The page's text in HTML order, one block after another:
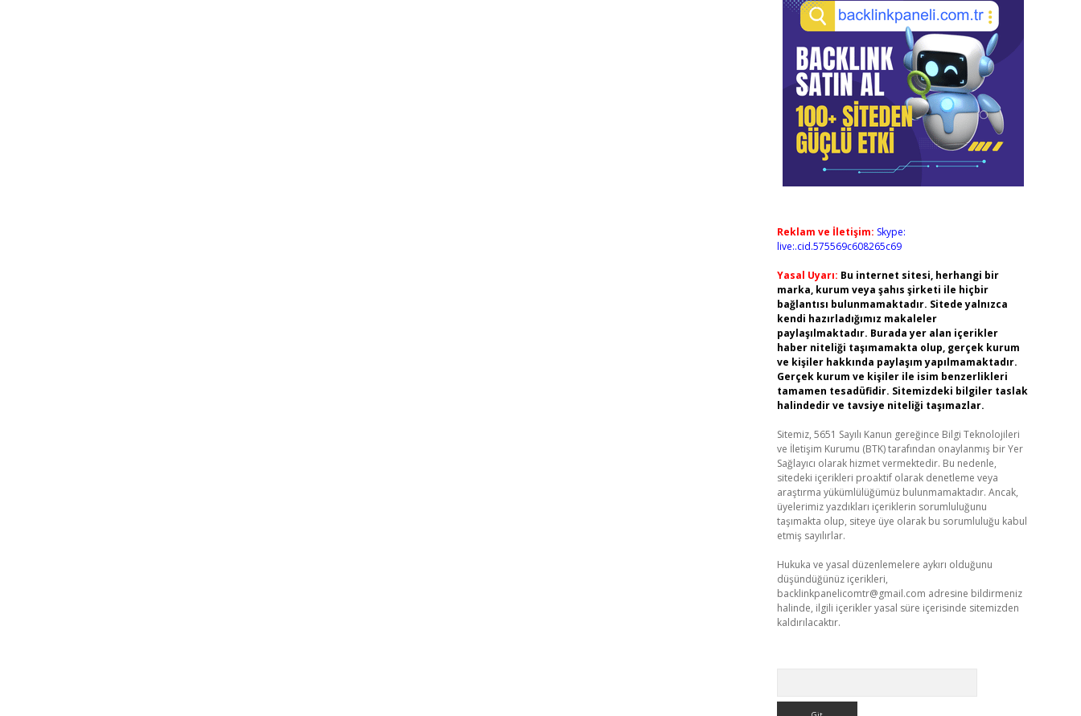
Reklam ve İletişim: Skype:
live:.cid.575569c608265c69
Yasal Uyarı: Bu internet sitesi, herhangi bir
marka, kurum veya şahıs şirketi ile hiçbir
bağlantısı bulunmamaktadır. Sitede yalnızca
kendi hazırladığımız makaleler
paylaşılmaktadır. Burada yer alan içerikler
haber niteliği taşımamakta olup, gerçek kurum
ve kişiler hakkında paylaşım yapılmamaktadır.
Gerçek kurum ve kişiler ile isim benzerlikleri
tamamen tesadüfidir. Sitemizdeki bilgiler taslak
halindedir ve tavsiye niteliği taşımazlar.
Sitemiz, 5651 Sayılı Kanun gereğince Bilgi Teknolojileri
ve İletişim Kurumu (BTK) tarafından onaylanmış bir Yer
Sağlayıcı olarak hizmet vermektedir. Bu nedenle,
sitedeki içerikleri proaktif olarak denetleme veya
araştırma yükümlülüğümüz bulunmamaktadır. Ancak,
üyelerimiz yazdıkları içeriklerin sorumluluğunu
taşımakta olup, siteye üye olarak bu sorumluluğu kabul
etmiş sayılırlar.
Hukuka ve yasal düzenlemelere aykırı olduğunu
düşündüğünüz içerikleri,
backlinkpanelicomtr@gmail.com adresine bildirmeniz
halinde, ilgili içerikler yasal süre içerisinde sitemizden
kaldırılacaktır.